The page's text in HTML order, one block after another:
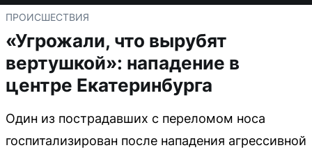
ПРОИСШЕСТВИЯ
«Угрожали, что вырубят
вертушкой»: нападение в
центре Екатеринбурга
Один из пострадавших с переломом носа
госпитализирован после нападения агрессивной